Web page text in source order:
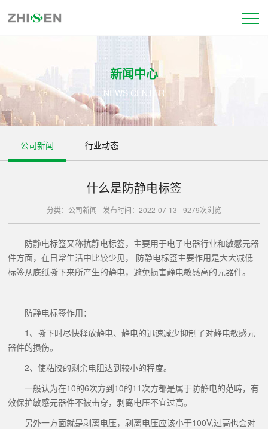
新闻中心
NEWS CENTER
公司新闻 行业动态
什么是防静电标签
分类：公司新闻 发布时间：2022-07-13 9279次浏览
防静电标签又称抗静电标签，主要用于电子电器行业和敏感元器
件方面，在日常生活中比较少见， 防静电标签主要作用是大大减低
标签从底纸撕下来所产生的静电，避免损害静电敏感高的元器件。
防静电标签作用：
1、撕下时尽快释放静电、静电的迅速减少抑制了对静电敏感元
器件的损伤。
2、使粘胶的剩余电阻达到较小的程度。
一般认为在10的6次方到10的11次方都是属于防静电的范畴，有
效保护敏感元器件不被击穿，剥离电压不宜过高。
另外一方面就是剥离电压，剥离电压应该小于100V,过高也会对